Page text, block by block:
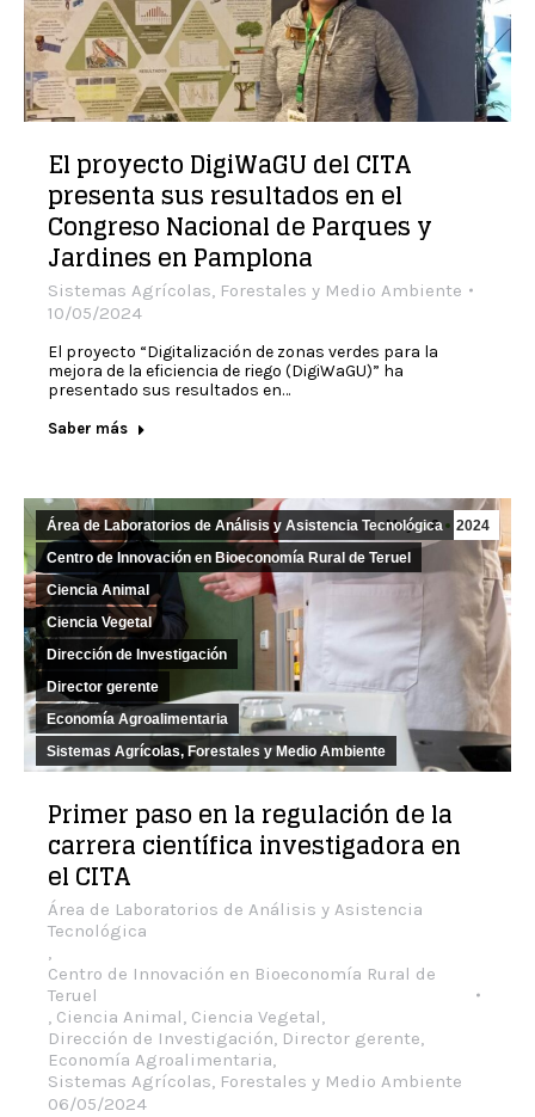
El proyecto DigiWaGU del CITA
presenta sus resultados en el
Congreso Nacional de Parques y
Jardines en Pamplona
Sistemas Agrícolas, Forestales y Medio Ambiente
10/05/2024
El proyecto “Digitalización de zonas verdes para la
mejora de la eficiencia de riego (DigiWaGU)” ha
presentado sus resultados en…
Saber más
May 6 2024
Área de Laboratorios de Análisis y Asistencia Tecnológica
Centro de Innovación en Bioeconomía Rural de Teruel
Ciencia Animal
Ciencia Vegetal
Dirección de Investigación
Director gerente
Economía Agroalimentaria
Sistemas Agrícolas, Forestales y Medio Ambiente
Primer paso en la regulación de la
carrera científica investigadora en
el CITA
Área de Laboratorios de Análisis y Asistencia
Tecnológica
,
Centro de Innovación en Bioeconomía Rural de
Teruel
, Ciencia Animal, Ciencia Vegetal,
Dirección de Investigación, Director gerente,
Economía Agroalimentaria,
Sistemas Agrícolas, Forestales y Medio Ambiente
06/05/2024